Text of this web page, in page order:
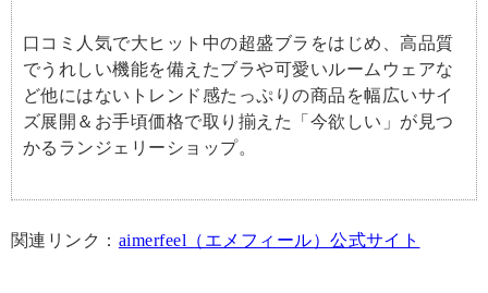
口コミ人気で大ヒット中の超盛ブラをはじめ、高品質
でうれしい機能を備えたブラや可愛いルームウェアな
ど他にはないトレンド感たっぷりの商品を幅広いサイ
ズ展開＆お手頃価格で取り揃えた「今欲しい」が見つ
かるランジェリーショップ。
関連リンク： aimerfeel（エメフィール）公式サイト